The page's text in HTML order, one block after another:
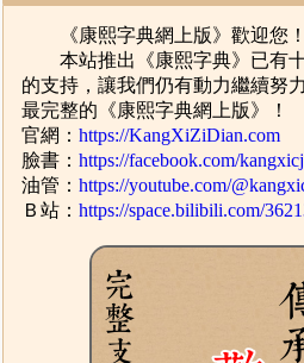
《康熙字典網上版》歡迎您！
本站推出《康熙字典》已有十
的支持，讓我們仍有動力繼續努
最完整的《康熙字典網上版》！
官網：https://KangXiZiDian.com
臉書：https://facebook.com/kangxicj
油管：https://youtube.com/
Ｂ站：https://space.bilibili.com/